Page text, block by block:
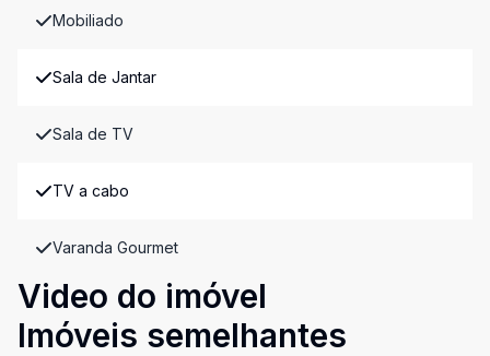
Mobiliado
Sala de Jantar
Sala de TV
TV a cabo
Varanda Gourmet
Video do imóvel
Imóveis semelhantes